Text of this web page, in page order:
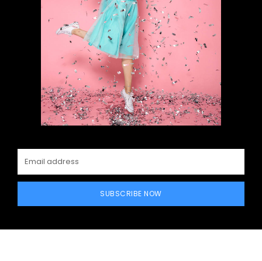
SUBSCRIBE NOW